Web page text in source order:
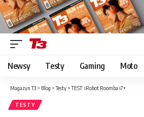
Newsy Testy Gaming Moto
Magazyn T3 > Blog >Testy >TEST: iRobot Roomba i7+
TESTY